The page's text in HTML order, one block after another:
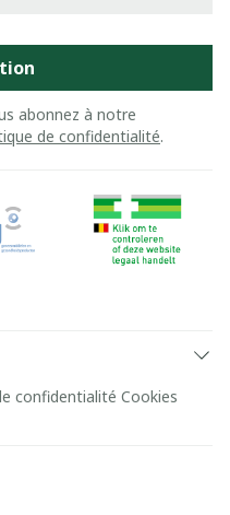
abonnez à notre
de confidentialité.
confidentialité Cookies